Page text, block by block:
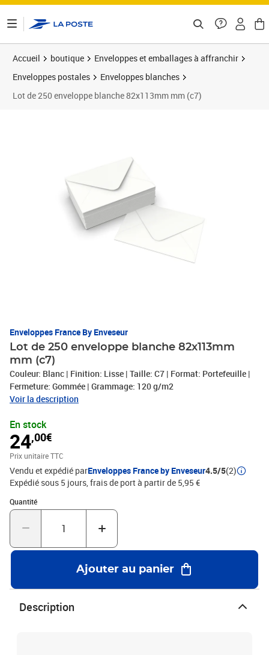
Accueil boutique
Enveloppes et emballages à affranchir
Enveloppes postales
Enveloppes blanches
Lot de 250 enveloppe blanche 82x113mm mm (c7)
Enveloppes France By Enveseur
Lot de 250 enveloppe blanche 82x113mm
mm (c7)
Couleur: Blanc | Finition: Lisse | Taille: C7 | Format: Portefeuille |
Fermeture: Gommée | Grammage: 120 g/m2
Voir la description
En stock
24,00€
Prix unitaire TTC
Vendu et expédié parEnveloppes France by Enveseur4.5/5(2)
Expédié sous 5 jours, frais de port à partir de 5,95 €
Quantité
Quantité : 1
Ajouter au panier
Description